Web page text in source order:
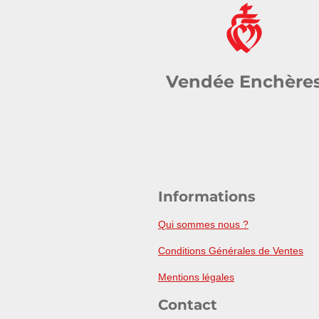
Vendée
Informations
Qui sommes nous ?
Conditions Générales de Ventes
Mentions légales
Contact